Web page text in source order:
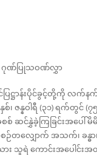
ဂုဏ်ပြုသဝဏ်လွှာ
ဌာန်းပိုင်ခွင့်တို့ကို လက်နက်
နဝါရီ (၃၁) ရက်တွင် (
စ် ဆင်နွှဲခဲ့ကြခြင်းအပေ
ျှောက် အသက်၊ ခန္ဓာ၊
သူရဲ ကောင်းအပေါင်း